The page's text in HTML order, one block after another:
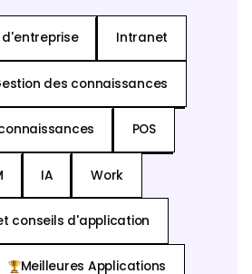
Intranet
des connaissances
POS
IA Work
conseils d'application
Meilleures Applications